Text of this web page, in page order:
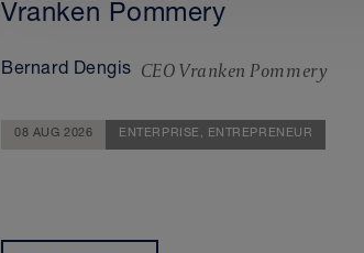
Vranken Pommery
Bernard Dengis CEO Vranken Pommery
08 AUG 2026 ENTERPRISE, ENTREPRENEUR